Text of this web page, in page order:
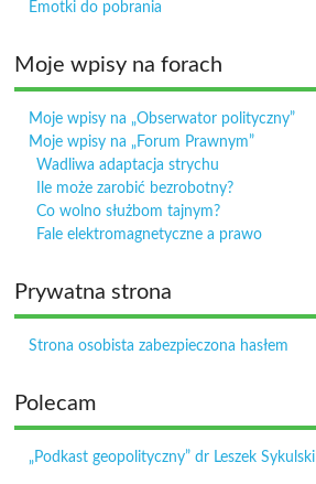
Emotki do pobrania
Moje wpisy na forach
Moje wpisy na „Obserwator polityczny”
Moje wpisy na „Forum Prawnym”
Wadliwa adaptacja strychu
Ile może zarobić bezrobotny?
Co wolno służbom tajnym?
Fale elektromagnetyczne a prawo
Prywatna strona
Strona osobista zabezpieczona hasłem
Polecam
„Podkast geopolityczny” dr Leszek Sykulski